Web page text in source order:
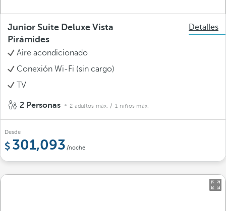
Junior Suite Deluxe Vista
Pirámides
Detalles
Aire acondicionado
Conexión Wi-Fi (sin cargo)
TV
2 Personas 2 adultos máx. / 1 niños máx.
Desde
301,093 /noche